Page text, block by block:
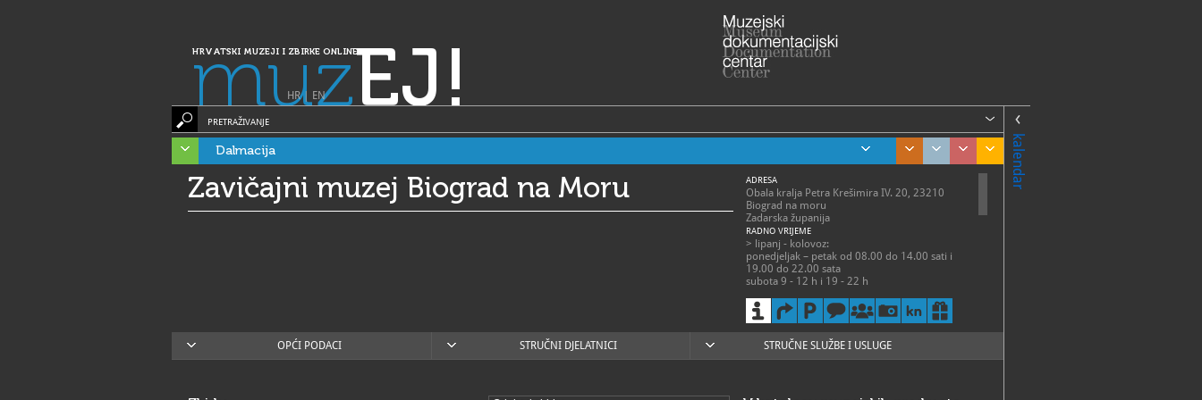
HRVATSKI MUZEJI I ZBIRKE ONLINE
muzEJ!
HR| EN
kalendar
PRETRAŽIVANJE
Dalmacija
Zavičajni muzej Biograd na Moru ADRESA
Obala kralja Petra Krešimira IV. 20, 23210
Biograd na moru
Zadarska županija
RADNO VRIJEME
> lipanj - kolovoz:
ponedjeljak – petak od 08.00 do 14.00 sati i
19.00 do 22.00 sata
subota 9 - 12 h i 19 - 22 h
> rujan - lipanj:
pponedjeljak - petak 7 - 15 h
nedjeljom zatvoreno
OPĆI PODACI STRUČNI DJELATNICI STRUČNE SLUŽBE I USLUGE